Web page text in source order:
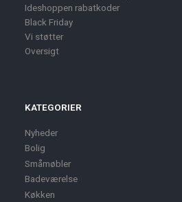
Ideshoppen rabatkoder
Black Friday
Vi støtter
Oversigt
KATEGORIER
Nyheder
Bolig
Småmøbler
Badeværelse
Køkken